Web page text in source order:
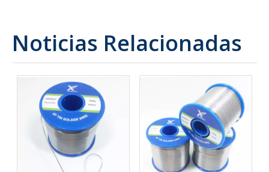
Noticias Relacionadas